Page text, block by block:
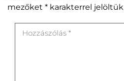
mezőket * karakterrel jelöltük